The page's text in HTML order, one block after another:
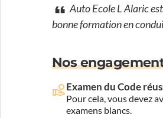
Auto Ecole L Alaric
bonne formation en
Nos
Examen du Code
Pour cela, vous devez
examens blancs.